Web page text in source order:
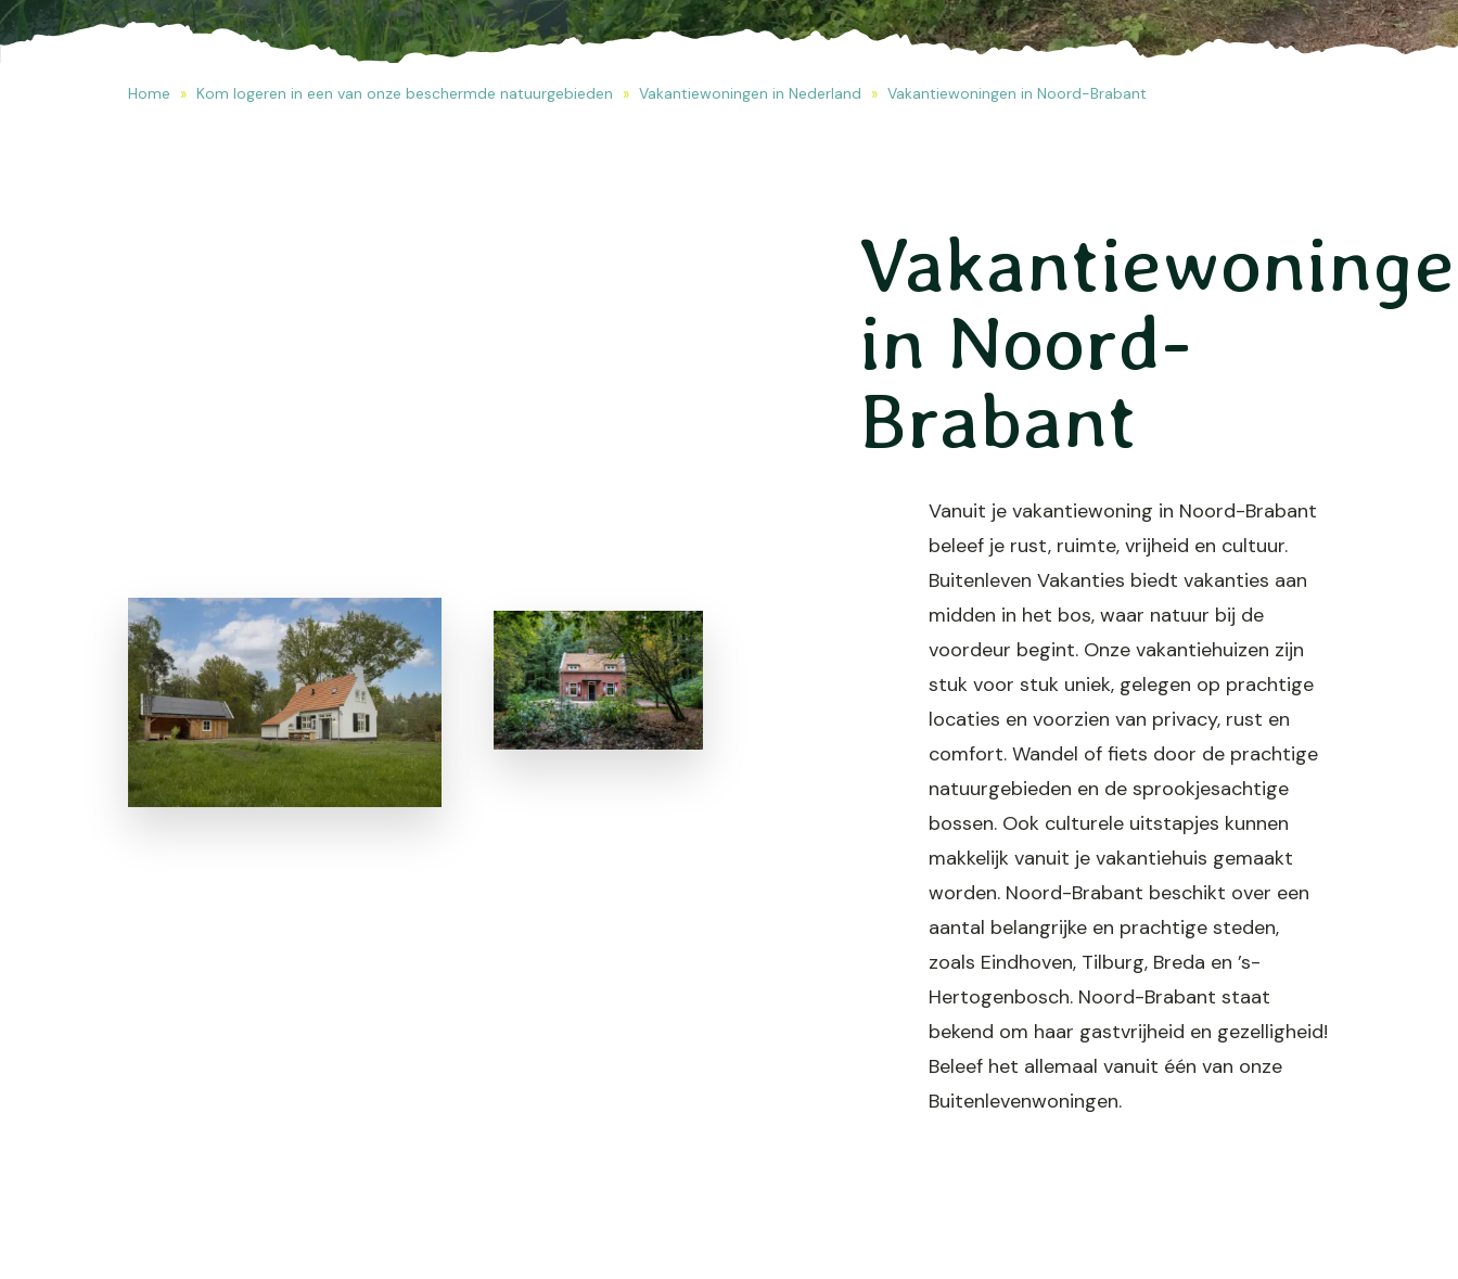
Home Kom logeren in een van onze beschermde natuurgebieden Vakantiewoningen in Nederland Vakantiewoningen in Noord-Brabant
in Noord-
Brabant
Vanuit je vakantiewoning in Noord-Brabant
beleef je rust, ruimte, vrijheid en cultuur.
Buitenleven Vakanties biedt vakanties aan
midden in het bos, waar natuur bij de
voordeur begint. Onze vakantiehuizen zijn
stuk voor stuk uniek, gelegen op prachtige
locaties en voorzien van privacy, rust en
comfort. Wandel of fiets door de prachtige
natuurgebieden en de sprookjesachtige
bossen. Ook culturele uitstapjes kunnen
makkelijk vanuit je vakantiehuis gemaakt
worden. Noord-Brabant beschikt over een
aantal belangrijke en prachtige steden,
zoals Eindhoven, Tilburg, Breda en ’s-
Hertogenbosch. Noord-Brabant staat
bekend om haar gastvrijheid en gezelligheid!
Beleef het allemaal vanuit één van onze
Buitenlevenwoningen.